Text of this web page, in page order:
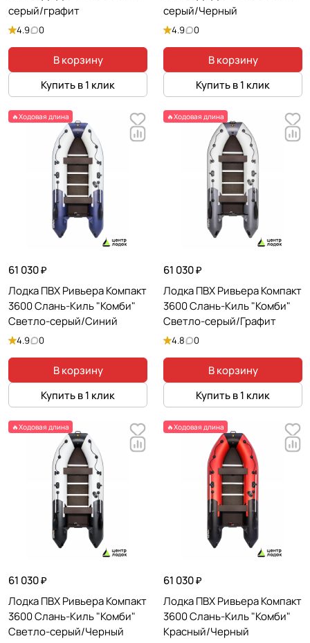
серый/графит
4.9 0
В корзину
Купить в 1 клик
серый/Черный
4.9 0
В корзину
Купить в 1 клик
🔥Ходовая длина
61 030 ₽
Лодка ПВХ Ривьера Компакт
3600 Слань-Киль "Комби"
Светло-серый/Синий
4.9 0
В корзину
Купить в 1 клик
🔥Ходовая длина
61 030 ₽
Лодка ПВХ Ривьера Компакт
3600 Слань-Киль "Комби"
Светло-серый/Графит
4.8 0
В корзину
Купить в 1 клик
🔥Ходовая длина
61 030 ₽
Лодка ПВХ Ривьера Компакт
3600 Слань-Киль "Комби"
Светло-серый/Черный
🔥Ходовая длина
61 030 ₽
Лодка ПВХ Ривьера Компакт
3600 Слань-Киль "Комби"
Красный/Черный